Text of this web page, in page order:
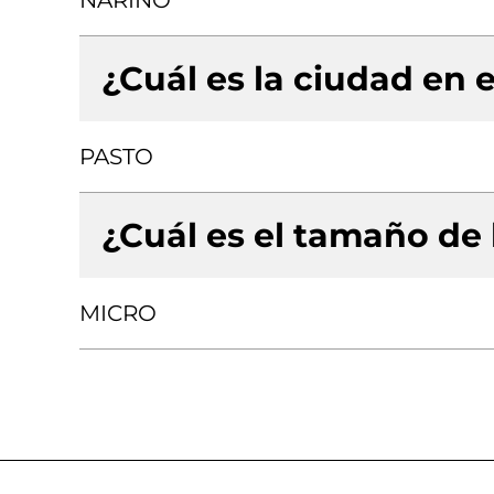
¿Cuál es la ciudad en
PASTO
¿Cuál es el tamaño
MICRO